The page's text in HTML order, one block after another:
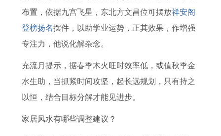
布置，依据九宫飞星，东北方文昌位可摆放祥安阁
登榜扬名摆件，以助学业运势，正其效果，作增强
专注力，他说化解杂念。
充流月提示，据春季木火旺时效率低，或值秋季金
水生助，当抓紧时间攻坚，起长远规划，只有持之
以恒，结合目标分解才能见进步。
家居风水有哪些调整建议？